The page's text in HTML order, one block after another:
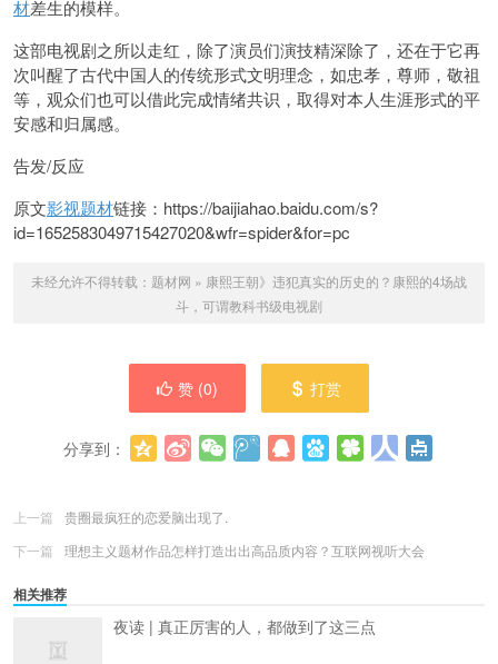
材差生的模样。
这部电视剧之所以走红，除了演员们演技精深除了，还在于它再
次叫醒了古代中国人的传统形式文明理念，如忠孝，尊师，敬祖
等，观众们也可以借此完成情绪共识，取得对本人生涯形式的平
安感和归属感。
告发/反应
原文影视题材链接：https://baijiahao.baidu.com/s?
id=1652583049715427020&wfr=spider&for=pc
未经允许不得转载： 题材网 » 康熙王朝》违犯真实的历史的？康熙的4场战
斗，可谓教科书级电视剧
赞 (0) 打赏
分享到：
上一篇
贵圈最疯狂的恋爱脑出现了.
下一篇
理想主义题材作品怎样打造出出高品质内容？互联网视听大会
相关推荐
夜读 | 真正厉害的人，都做到了这三点